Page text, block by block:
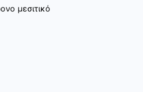
μεσιτικό